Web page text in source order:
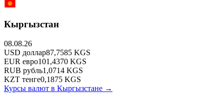
Кыргызстан
08.08.26
USD доллар87,7585 KGS
EUR евро101,4370 KGS
RUB рубль1,0714 KGS
KZT тенге0,1875 KGS
Курсы валют в Кыргызстане →